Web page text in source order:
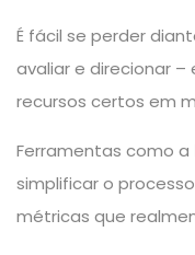
É fácil se perder
avaliar e direcionar –
recursos certos em
Ferramentas como a
simplificar o
métricas que